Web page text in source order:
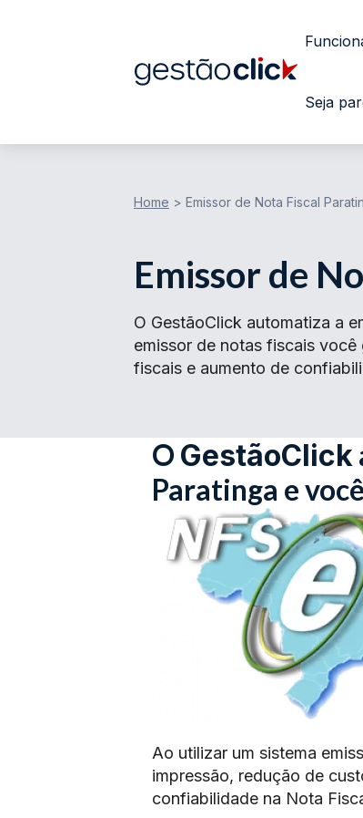
Seja
Home > Emissor de Nota Fiscal
Emissor de
O GestãoClick automatiza a
emissor de notas fiscais
fiscais e aumento de
O GestãoClick
Paratinga e
Ao utilizar um sistema
impressão, redução de
confiabilidade na Nota